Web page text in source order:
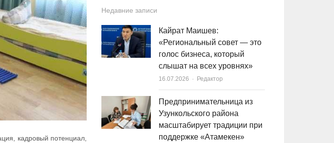
кадровый потенциал,
Недавние записи
Кайрат Маишев:
«Региональный совет — это
голос бизнеса, который
слышат на всех уровнях»
16.07.2026 Author
Редактор
Предпринимательница из
Узункольского района
масштабирует традиции при
поддержке «Атамекен»